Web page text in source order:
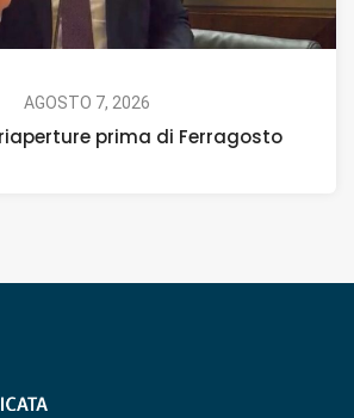
AGOSTO 7, 2026
prima di Ferragosto